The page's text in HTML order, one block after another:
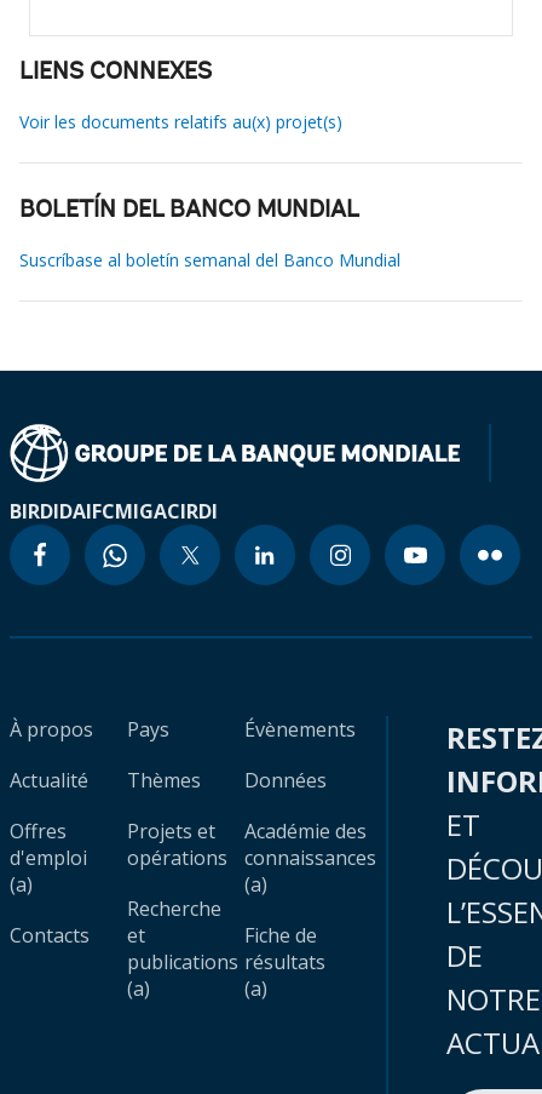
LIENS CONNEXES
Voir les documents relatifs au(x) projet(s)
BOLETÍN DEL BANCO MUNDIAL
Suscríbase al boletín semanal del Banco Mundial
BIRDIDAIFCMIGACIRDI
À propos
Actualité
Offres
d'emploi
(a)
Contacts
Pays
Thèmes
Projets et
opérations
Recherche
et
publications
(a)
Évènements
Données
Académie des
connaissances
(a)
Fiche de
résultats
(a)
ET
DE
NOTRE